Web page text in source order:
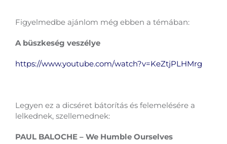
Figyelmedbe ajánlom még ebben a témában:
A büszkeség veszélye
https://www.youtube.com/watch?v=KeZtjPLHMrg
Legyen ez a dicséret bátorítás és felemelésére a
lelkednek, szellemednek:
PAUL BALOCHE – We Humble Ourselves